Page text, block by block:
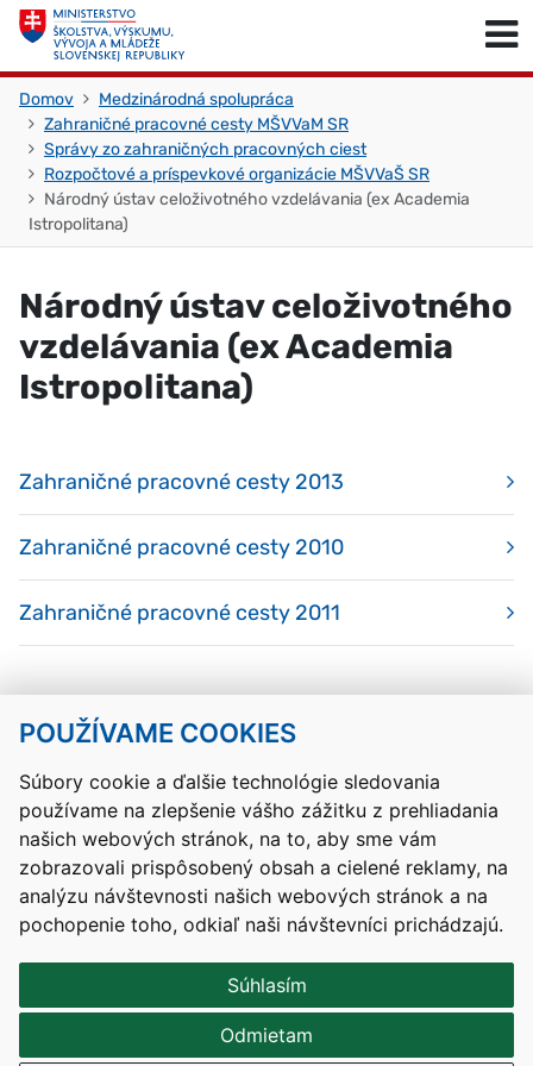
POUŽÍVAME COOKIES
Súbory cookie a ďalšie technológie sledovania
používame na zlepšenie vášho zážitku z prehliadania
našich webových stránok, na to, aby sme vám
zobrazovali prispôsobený obsah a cielené reklamy, na
analýzu návštevnosti našich webových stránok a na
pochopenie toho, odkiaľ naši návštevníci prichádzajú.
Súhlasím
Odmietam
Skočiť na obsah
Domov
Medzinárodná spolupráca
Zahraničné pracovné cesty MŠVVaM SR
Správy zo zahraničných pracovných ciest
Rozpočtové a príspevkové organizácie MŠVVaŠ SR
Národný ústav celoživotného vzdelávania (ex Academia
Istropolitana)
Národný ústav celoživotného
vzdelávania (ex Academia
Istropolitana)
Zahraničné pracovné cesty 2013
Zahraničné pracovné cesty 2010
Zahraničné pracovné cesty 2011
Skočiť na začiatok stránky
Kontakty Mapa stránky RSS
Vyhlásenie o prístupnosti
Nastavenia cookies
Prevádzkovateľom služby je Ministerstvo školstva, výskumu,
vývoja a mládeže Slovenskej republiky.